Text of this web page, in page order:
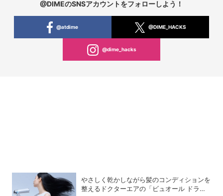
@DIMEのSNSアカウントをフォローしよう！
@atdime @DIME_HACKS
@dime_hacks
やさしく乾かしながら髪のコンディションを
整えるドクターエアの「ビュオール ドライ